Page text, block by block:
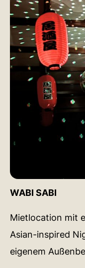
WABI SABI
Mietlocation mit
Asian-inspired
eigenem